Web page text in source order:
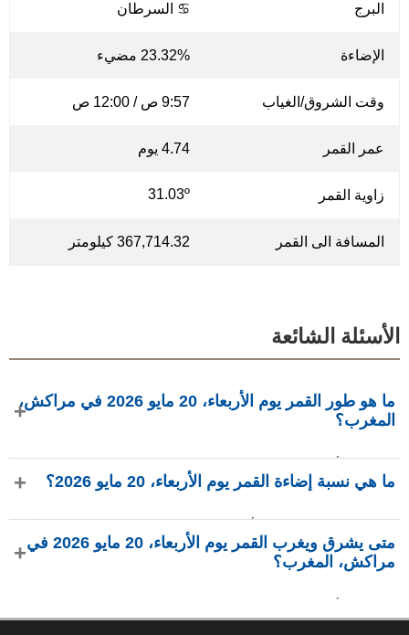
البرج ♋ السرطان
الإضاءة 23.32% مضيء
وقت الشروق/الغياب 9:57 ص / 12:00 ص
عمر القمر 4.74 يوم
زاوية القمر 31.03º
المسافة الى القمر 367,714.32 كيلومتر
الأسئلة الشائعة
ما هو طور القمر يوم الأربعاء، 20 مايو 2026 في مراكش،
المغرب؟
طور هلال بإضاءة 23.32%، عمره 4.74 يومًا، ويقع في كوكبةما هي نسبة إضاءة القمر يوم الأربعاء، 20 مايو 2026؟
لـ phasesmoon.com.
متى يشرق ويغرب القمر يوم الأربعاء، 20 مايو 2026 في
مراكش، المغرب؟